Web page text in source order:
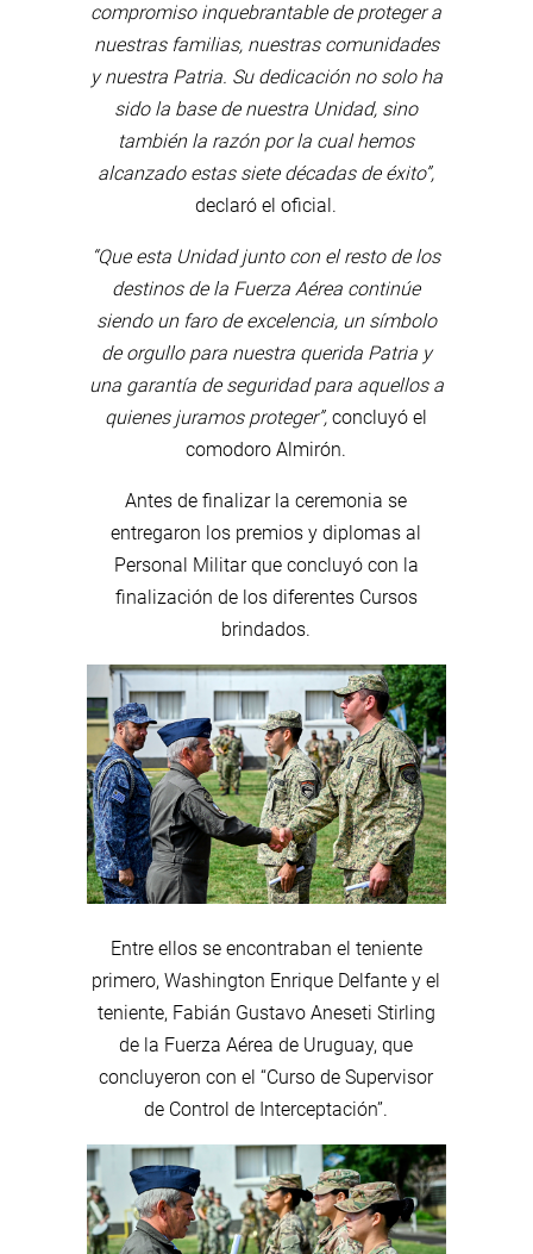
compromiso inquebrantable de proteger a
nuestras familias, nuestras comunidades
y nuestra Patria. Su dedicación no solo ha
sido la base de nuestra Unidad, sino
también la razón por la cual hemos
alcanzado estas siete décadas de éxito”,
declaró el oficial.
“Que esta Unidad junto con el resto de los
destinos de la Fuerza Aérea continúe
siendo un faro de excelencia, un símbolo
de orgullo para nuestra querida Patria y
una garantía de seguridad para aquellos a
quienes juramos proteger”, concluyó el
comodoro Almirón.
Antes de finalizar la ceremonia se
entregaron los premios y diplomas al
Personal Militar que concluyó con la
finalización de los diferentes Cursos
brindados.
Entre ellos se encontraban el teniente
primero, Washington Enrique Delfante y el
teniente, Fabián Gustavo Aneseti Stirling
de la Fuerza Aérea de Uruguay, que
concluyeron con el “Curso de Supervisor
de Control de Interceptación”.